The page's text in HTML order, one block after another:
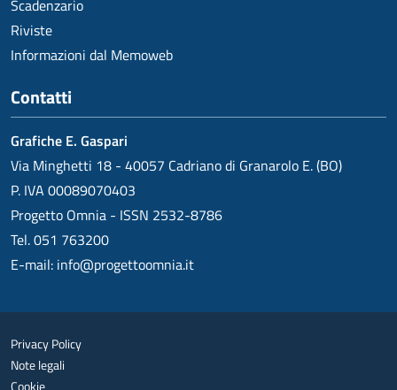
Scadenzario
Riviste
Informazioni dal Memoweb
Contatti
Grafiche E. Gaspari
Via Minghetti 18 - 40057 Cadriano di Granarolo E. (BO)
P. IVA 00089070403
Progetto Omnia - ISSN 2532-8786
Tel. 051 763200
E-mail: info@progettoomnia.it
Privacy Policy
Note legali
Cookie